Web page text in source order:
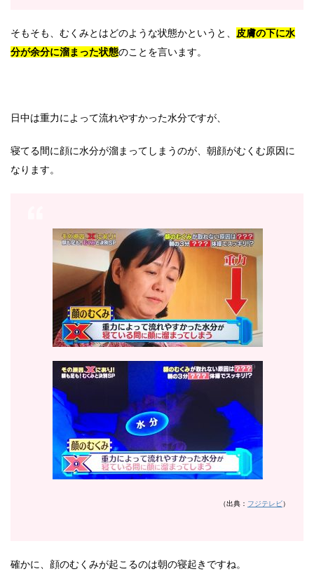
そもそも、むくみとはどのような状態かというと、
皮膚の下に水
分が余分に溜まった状態のことを言います。
日中は重力によって流れやすかった水分ですが、
寝てる間に顔に水分が溜まってしまうのが、朝顔がむくむ原因に
なります。
（出典： フジテレビ）
確かに、顔のむくみが起こるのは朝の寝起きですね。